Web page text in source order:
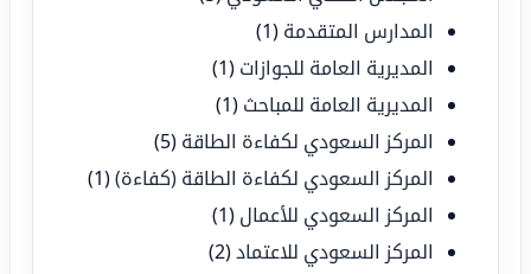
المدارس المتقدمة (1)
المديرية العامة للجوازات (1)
المديرية العامة للمباحث (1)
المركز السعودي لكفاءة الطاقة (5)
المركز السعودي لكفاءة الطاقة (كفاءة)(1)
المركز السعودي للأعمال (1)
المركز السعودي للاعتماد(2)